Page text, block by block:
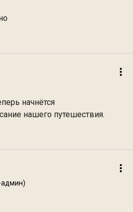
начнётся
нашего путешествия.
админ)